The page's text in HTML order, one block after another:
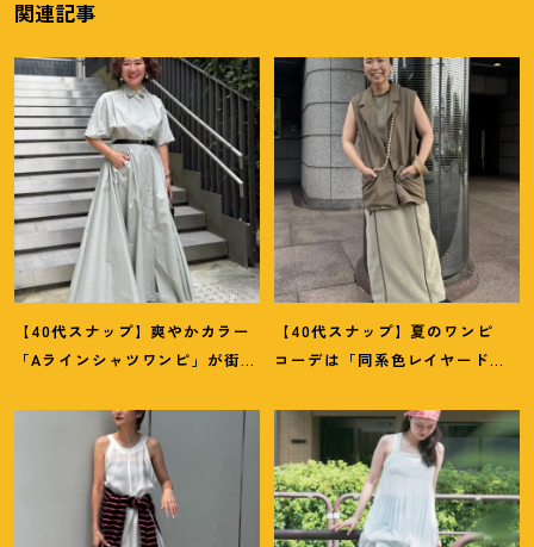
関連記事
【40代スナップ】爽やかカラー
「Aラインシャツワンピ」が街で
さん
【40代スナップ】夏のワンピ
コーデは「同系色レイヤード」
さん